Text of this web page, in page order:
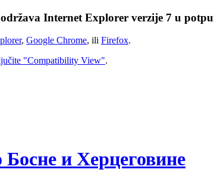
Internet Explorer verzije 7 u
, Google Chrome, ili Firefox.
"Compatibility View".
и Херцеговине